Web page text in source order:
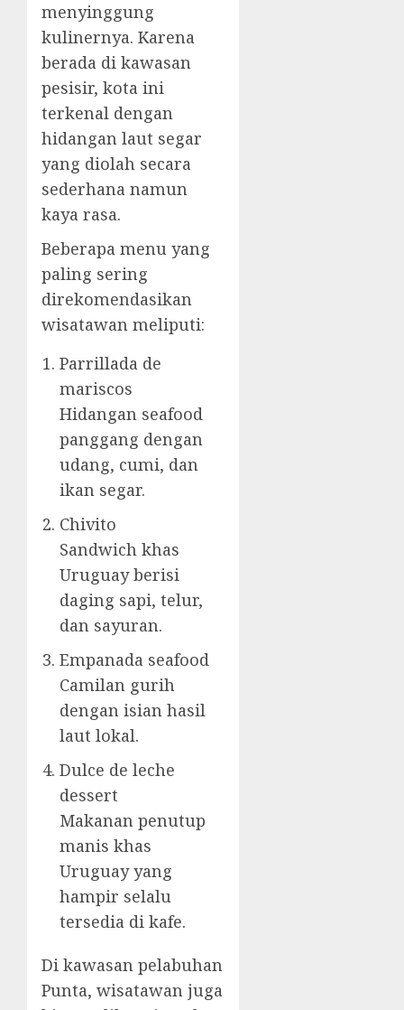
menyinggung
kulinernya. Karena
berada di kawasan
pesisir, kota ini
terkenal dengan
hidangan laut segar
yang diolah secara
sederhana namun
kaya rasa.
Beberapa menu yang
paling sering
direkomendasikan
wisatawan meliputi:
Parrillada de
mariscos
Hidangan seafood
panggang dengan
udang, cumi, dan
ikan segar.
Chivito
Sandwich khas
Uruguay berisi
daging sapi, telur,
dan sayuran.
Empanada seafood
Camilan gurih
dengan isian hasil
laut lokal.
Dulce de leche
dessert
Makanan penutup
manis khas
Uruguay yang
hampir selalu
tersedia di kafe.
Di kawasan pelabuhan
Punta, wisatawan juga